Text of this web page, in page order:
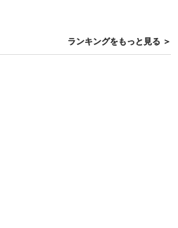
ランキングをもっと見る ＞